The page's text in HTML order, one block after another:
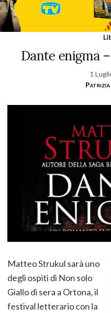
Dante enigma
1
Patrizia
Matteo Strukul sarà uno
degli ospiti di Non solo
Giallo di sera a Ortona, il
festival letterario con la